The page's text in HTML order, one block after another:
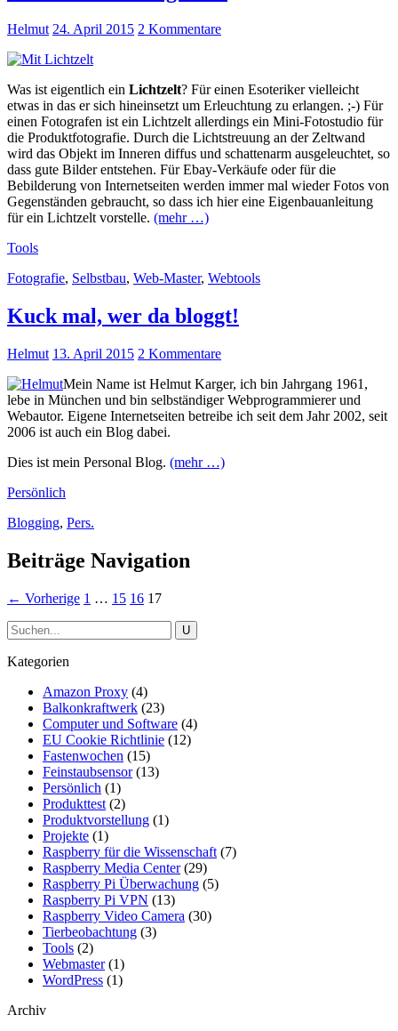
Helmut 24. April 2015 2 Kommentare
Was ist eigentlich ein Lichtzelt? Für einen Esoteriker vielleicht
etwas in das er sich hineinsetzt um Erleuchtung zu erlangen. ;-) Für
einen Fotografen ist ein Lichtzelt allerdings ein Mini-Fotostudio für
die Produktfotografie. Durch die Lichtstreuung an der Zeltwand
wird das Objekt im Inneren diffus und schattenarm ausgeleuchtet, so
dass gute Bilder entstehen. Für Ebay-Verkäufe oder für die
Bebilderung von Internetseiten werden immer mal wieder Fotos von
Gegenständen gebraucht, so dass ich hier eine Eigenbauanleitung
für ein Lichtzelt vorstelle. (mehr …)
Tools
Fotografie, Selbstbau, Web-Master, Webtools
Kuck mal, wer da bloggt!
Helmut 13. April 2015 2 Kommentare
Mein Name ist Helmut Karger, ich bin Jahrgang 1961,
lebe in München und bin selbständiger Webprogrammierer und
Webautor. Eigene Internetseiten betreibe ich seit dem Jahr 2002, seit
2006 ist auch ein Blog dabei.
Dies ist mein Personal Blog. (mehr …)
Persönlich
Blogging, Pers.
Beiträge Navigation
← Vorherige 1 … 15 16 17
Kategorien
Amazon Proxy (4)
Balkonkraftwerk (23)
Computer und Software (4)
EU Cookie Richtlinie (12)
Fastenwochen (15)
Feinstaubsensor(13)
Persönlich (1)
Produkttest (2)
Produktvorstellung (1)
Projekte (1)
Raspberry für die Wissenschaft (7)
Raspberry Media Center(29)
Raspberry Pi Überwachung (5)
Raspberry Pi VPN (13)
Raspberry Video Camera (30)
Tierbeobachtung (3)
Tools (2)
Webmaster(1)
WordPress (1)
Archiv